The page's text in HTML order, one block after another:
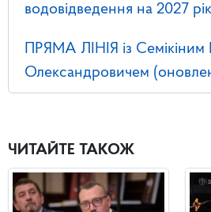
водовідведення на 2027 рік
ПРЯМА ЛІНІЯ із
Олександровичем
ЧИТАЙТЕ ТАКОЖ